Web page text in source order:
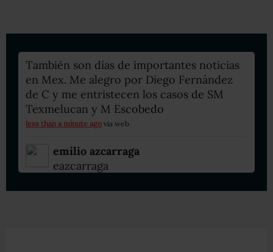
También son días de importantes noticias
en Mex. Me alegro por Diego Fernández
de C y me entristecen los casos de SM
Texmelucan y M Escobedo
less than a minute ago via web
emilio azcarraga
eazcarraga